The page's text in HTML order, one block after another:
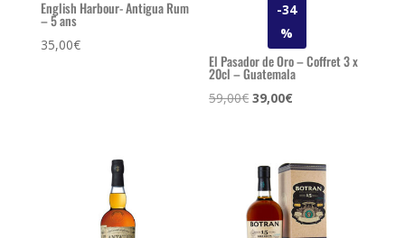
English Harbour- Antigua Rum
– 5 ans
35,00€
-34
%
El Pasador de Oro – Coffret 3 x
20cl – Guatemala
59,00€ Le
était :
59,00€.
39,00€Le
est :
39,00€.